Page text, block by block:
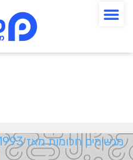
מגשימים חלומות מאז 1993